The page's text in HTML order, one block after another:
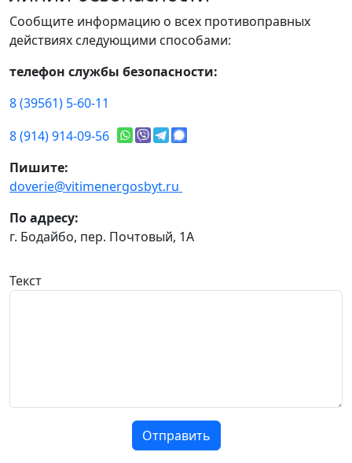
Сообщите информацию о всех противоправных
действиях следующими способами:
телефон службы безопасности:
8 (39561) 5-60-11
8 (914) 914-09-56
Пишите:
doverie@vitimenergosbyt.ru
По адресу:
г. Бодайбо, пер. Почтовый, 1А
Текст
Отправить